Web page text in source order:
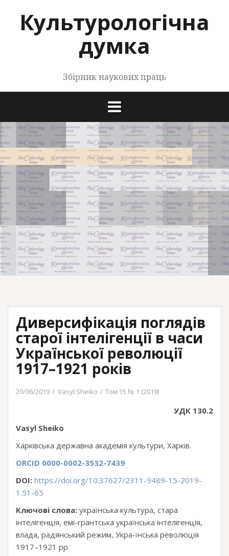
контентуКультурологічна
думка
Збірник наукових праць
Диверсифікація поглядів
старої інтелігенції в часи
Української революції
1917–1921 років
20/06/2019 Vasyl Sheiko Том 15 № 1 (2019)
УДК 130.2
Vasyl Sheiko
Харківська державна академія культури, Харків.
ORCID 0000-0002-3532-7439
DOI: https://doi.org/10.37627/2311-9489-15-2019-
1.51-65
Ключові слова: українська культура, стара
інтелігенція, емі-грантська українська інтелігенція,
влада, радянський режим, Укра-їнська революція
1917–1921 рр